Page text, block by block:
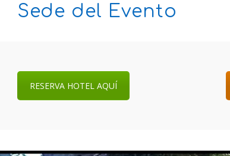
Sede del Evento
RESERVA HOTEL AQUÍ